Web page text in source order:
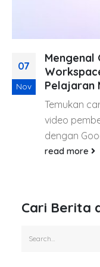
07
Nov
Mengenal
Pelajaran
Temukan
video
dengan
read more
Cari Berita